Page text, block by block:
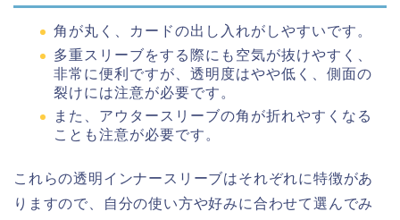
角が丸く、カードの出し入れがしやすいです。
多重スリーブをする際にも空気が抜けやすく、
非常に便利ですが、透明度はやや低く、側面の
裂けには注意が必要です。
また、アウタースリーブの角が折れやすくなる
ことも注意が必要です。
これらの透明インナースリーブはそれぞれに特徴があ
りますので、自分の使い方や好みに合わせて選んでみ